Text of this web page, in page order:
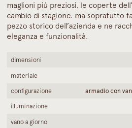
maglioni più preziosi, le coperte
cambio di stagione. ma sopratutto
pezzo storico dell’azienda e ne
eleganza e funzionalità.
dimensioni
materiale
configurazione armadio con
illuminazione
vano a giorno